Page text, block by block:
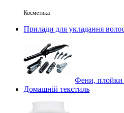
Косметика
Прилади для укладання
Фени, плойки
Домашній текстиль